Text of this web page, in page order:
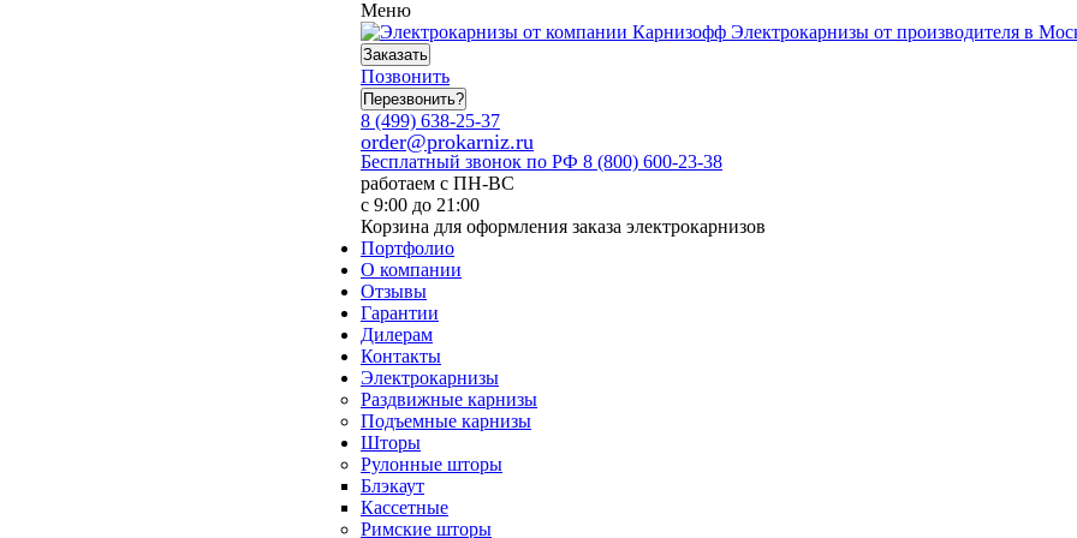
Меню
Электрокарнизы от производителя в
Заказать
Позвонить
Перезвонить?
8 (499) 638-25-37
order@prokarniz.ru
Бесплатный звонок по РФ 8 (800) 600-23-38
работаем с ПН-ВС
с 9:00 до 21:00
Корзина для оформления заказа электрокарнизов
Портфолио
О компании
Отзывы
Гарантии
Дилерам
Контакты
Электрокарнизы
Раздвижные карнизы
Подъемные карнизы
Шторы
Рулонные шторы
Блэкаут
Кассетные
Римские шторы